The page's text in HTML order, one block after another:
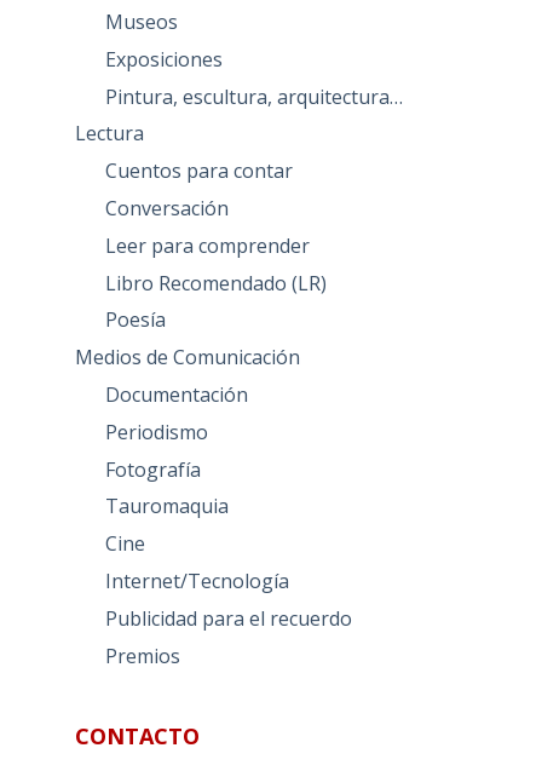
Museos
Exposiciones
Pintura, escultura, arquitectura…
Lectura
Cuentos para contar
Conversación
Leer para comprender
Libro Recomendado (LR)
Poesía
Medios de Comunicación
Documentación
Periodismo
Fotografía
Tauromaquia
Cine
Internet/Tecnología
Publicidad para el recuerdo
Premios
CONTACTO